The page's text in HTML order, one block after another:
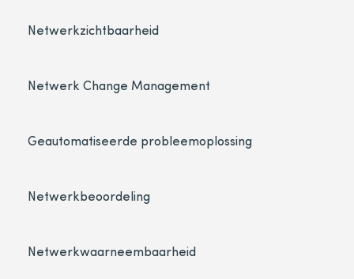
Netwerkzichtbaarheid
Netwerk Change Management
Geautomatiseerde probleemoplossing
Netwerkbeoordeling
Netwerkwaarneembaarheid